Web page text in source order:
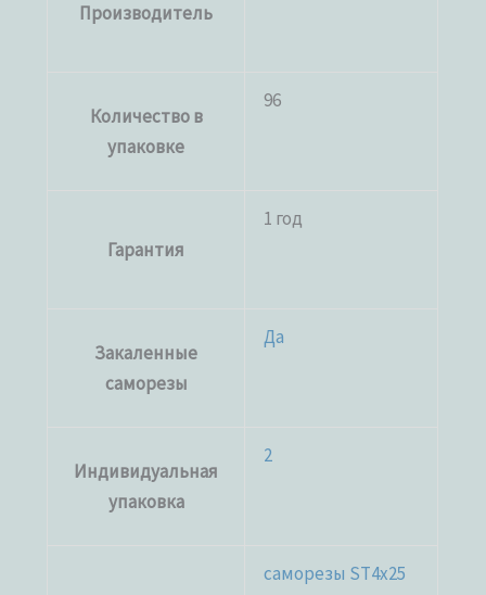
Производитель
Количество в
упаковке
96
Гарантия
1 год
Закаленные
саморезы
Да
Индивидуальная
упаковка
2
саморезы ST4x25